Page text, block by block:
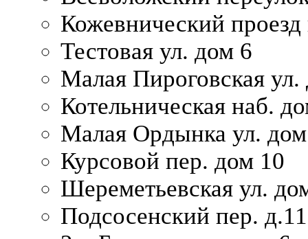
Кожевнический проезд
Тестовая ул. дом 6
Малая Пироговская
Котельническая наб.
Малая Ордынка ул.
Курсовой пер. дом 10
Шереметьевская ул.
Подсосенский пер. д.11